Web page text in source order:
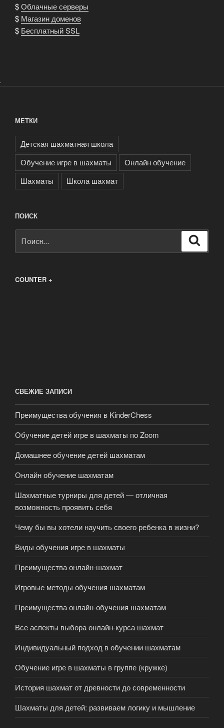
$Облачные серверы
$ Магазин доменов
$ Бесплатный SSL
.
МЕТКИ
Детская шахматная школа
Обучение игре в шахматы
Онлайн обучение
Шахматы
Школа шахмат
ПОИСК
COUNTER +
СВЕЖИЕ ЗАПИСИ
Преимущества обучения в KinderChess
Обучение детей игре в шахматы по Zoom
Домашнее обучение детей шахматам
Онлайн обучение шахматам
Шахматные турниры для детей — отличная
возможность проявить себя
Чему бы вы хотели научить своего ребенка в жизни?
Виды обучения игре в шахматы
Преимущества онлайн-шахмат
Игровые методы обучения шахматам
Преимущества онлайн-обучения шахматам
Все аспекты выбора онлайн-курса шахмат
Индивидуальный подход в обучении шахматам
Обучение игре в шахматы в группе (кружке)
История шахмат от древности до современности
Шахматы для детей: развиваем логику и мышление